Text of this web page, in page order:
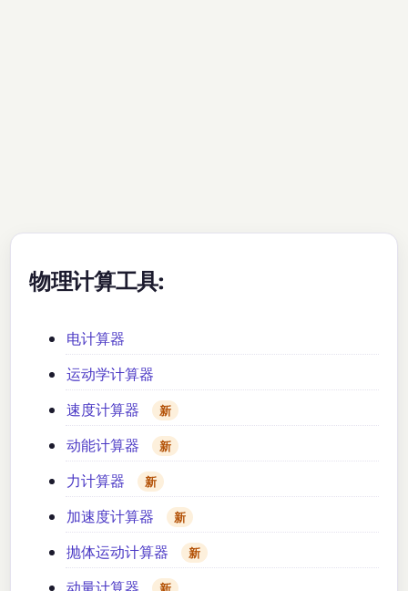
物理计算工具:
电计算器
运动学计算器
速度计算器
新
动能计算器 新
力计算器 新
加速度计算器 新
抛体运动计算器 新
动量计算器